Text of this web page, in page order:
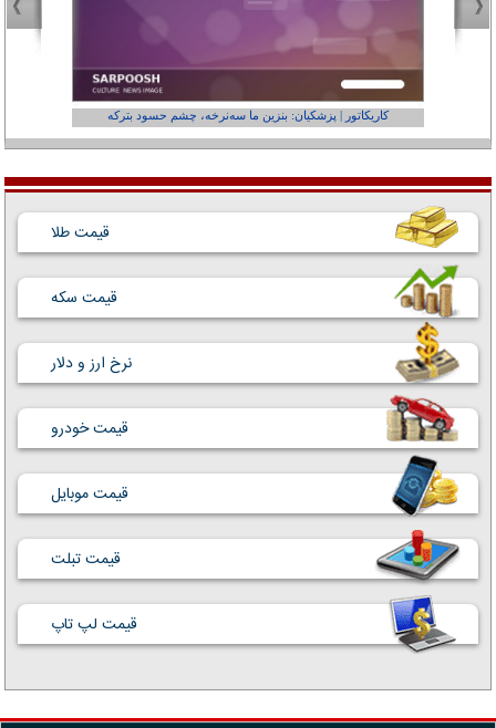
کاریکاتور | پزشکیان: بنزین ما سه‌نرخه، چشم حسود بترکه
قیمت طلا
قیمت سکه
نرخ ارز و دلار
قیمت خودرو
قیمت موبایل
قیمت تبلت
قیمت لپ تاپ